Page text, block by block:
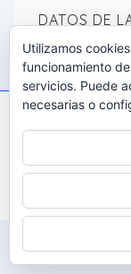
DATOS DE
Tamaño
Reserved|
Utilizamos
funcionamiento
servicios. Puede
necesarias o